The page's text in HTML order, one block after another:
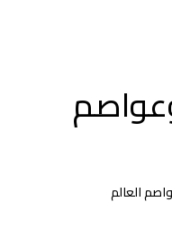
العالم